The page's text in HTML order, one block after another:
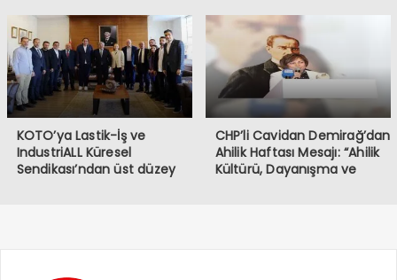
kaybetmiş bulunmaktayız.
Öncelikle hayatını
kaybeden vatandaşlarımıza
Allah’tan rahmet, ailelerine
ve sevenlerine başsağlığı
diliyorum.
KOTO’ya Lastik-İş ve
IndustriALL Küresel
Sendikası’ndan üst düzey
CHP’li Cavidan Demirağ’dan
Ahilik Haftası Mesajı: “Ahilik
Kültürü, Dayanışma ve